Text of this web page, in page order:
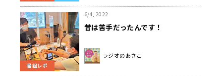
ン取締役COO）
番組レポ
6/4, 2022
昔は苦手だったんです！
ラジオのあさこ